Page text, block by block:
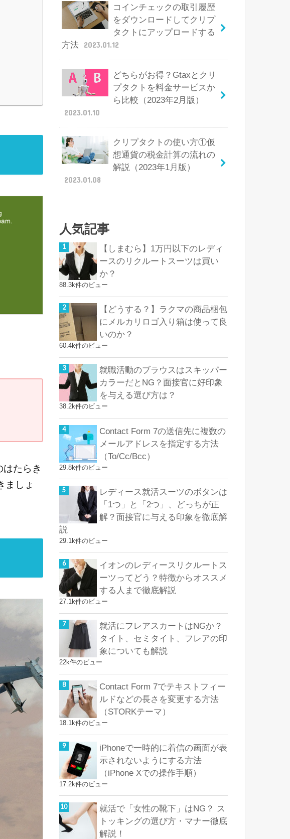
たらき
ましょ
コインチェックの取引履歴
をダウンロードしてクリプ
タクトにアップロードする
方法
2023.01.12
どちらがお得？Gtaxとクリ
プタクトを料金サービスか
ら比較（2023年2月版）
2023.01.10
クリプタクトの使い方①仮
想通貨の税金計算の流れの
解説（2023年1月版）
2023.01.08
人気記事
【しまむら】1万円以下のレディ
ースのリクルートスーツは買い
か？
88.3k件のビュー
【どうする？】ラクマの商品梱包
にメルカリロゴ入り箱は使って良
いのか？
60.4k件のビュー
就職活動のブラウスはスキッパー
カラーだとNG？面接官に好印象
を与える選び方は？
38.2k件のビュー
Contact Form 7の送信先に複数の
メールアドレスを指定する方法
（To/Cc/Bcc）
29.8k件のビュー
レディース就活スーツのボタンは
「1つ」と「2つ」、どっちが正
解？面接官に与える印象を徹底解
説
29.1k件のビュー
イオンのレディースリクルートス
ーツってどう？特徴からオススメ
する人まで徹底解説
27.1k件のビュー
就活にフレアスカートはNGか？
タイト、セミタイト、フレアの印
象についても解説
22k件のビュー
Contact Form 7でテキストフィー
ルドなどの長さを変更する方法
（STORKテーマ）
18.1k件のビュー
iPhoneで一時的に着信の画面が表
示されないようにする方法
（iPhone Xでの操作手順）
17.2k件のビュー
就活で「女性の靴下」はNG？ ス
トッキングの選び方・マナー徹底
解説！